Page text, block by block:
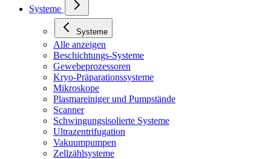
Systeme
Systeme
Alle anzeigen
Beschichtungs-Systeme
Gewebeprozessoren
Kryo-Präparationssysteme
Mikroskope
Plasmareiniger und Pumpstände
Scanner
Schwingungsisolierte Systeme
Ultrazentrifugation
Vakuumpumpen
Zellzählsysteme